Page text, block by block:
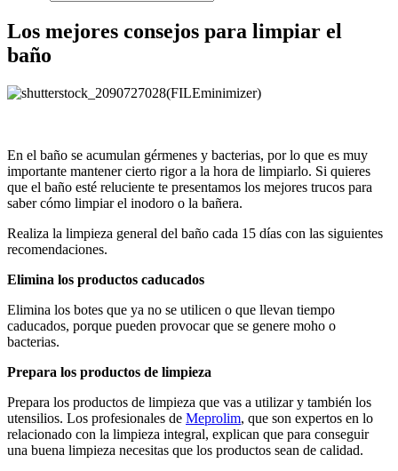
Los mejores consejos para limpiar el
baño
En el baño se acumulan gérmenes y bacterias, por lo que es muy
importante mantener cierto rigor a la hora de limpiarlo. Si quieres
que el baño esté reluciente te presentamos los mejores trucos para
saber cómo limpiar el inodoro o la bañera.
Realiza la limpieza general del baño cada 15 días con las siguientes
recomendaciones.
Elimina los productos caducados
Elimina los botes que ya no se utilicen o que llevan tiempo
caducados, porque pueden provocar que se genere moho o
bacterias.
Prepara los productos de limpieza
Prepara los productos de limpieza que vas a utilizar y también los
utensilios. Los profesionales de Meprolim, que son expertos en lo
relacionado con la limpieza integral, explican que para conseguir
una buena limpieza necesitas que los productos sean de calidad.